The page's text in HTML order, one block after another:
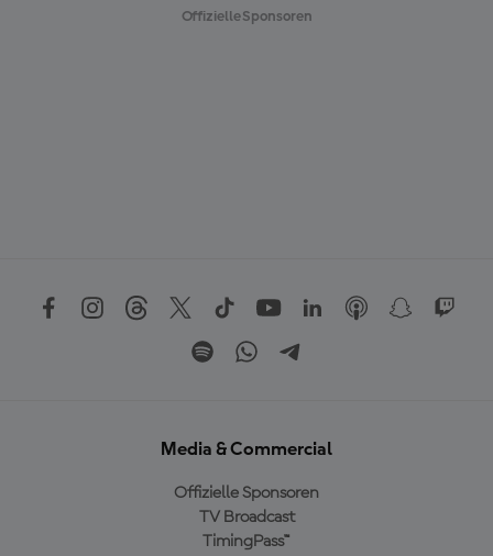
Offizielle Sponsoren
Media & Commercial
Offizielle Sponsoren
TV Broadcast
TimingPass™